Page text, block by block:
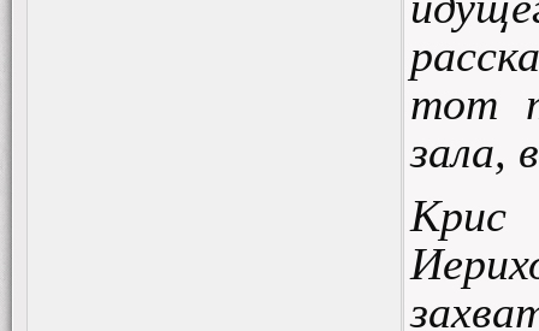
тот
зала,